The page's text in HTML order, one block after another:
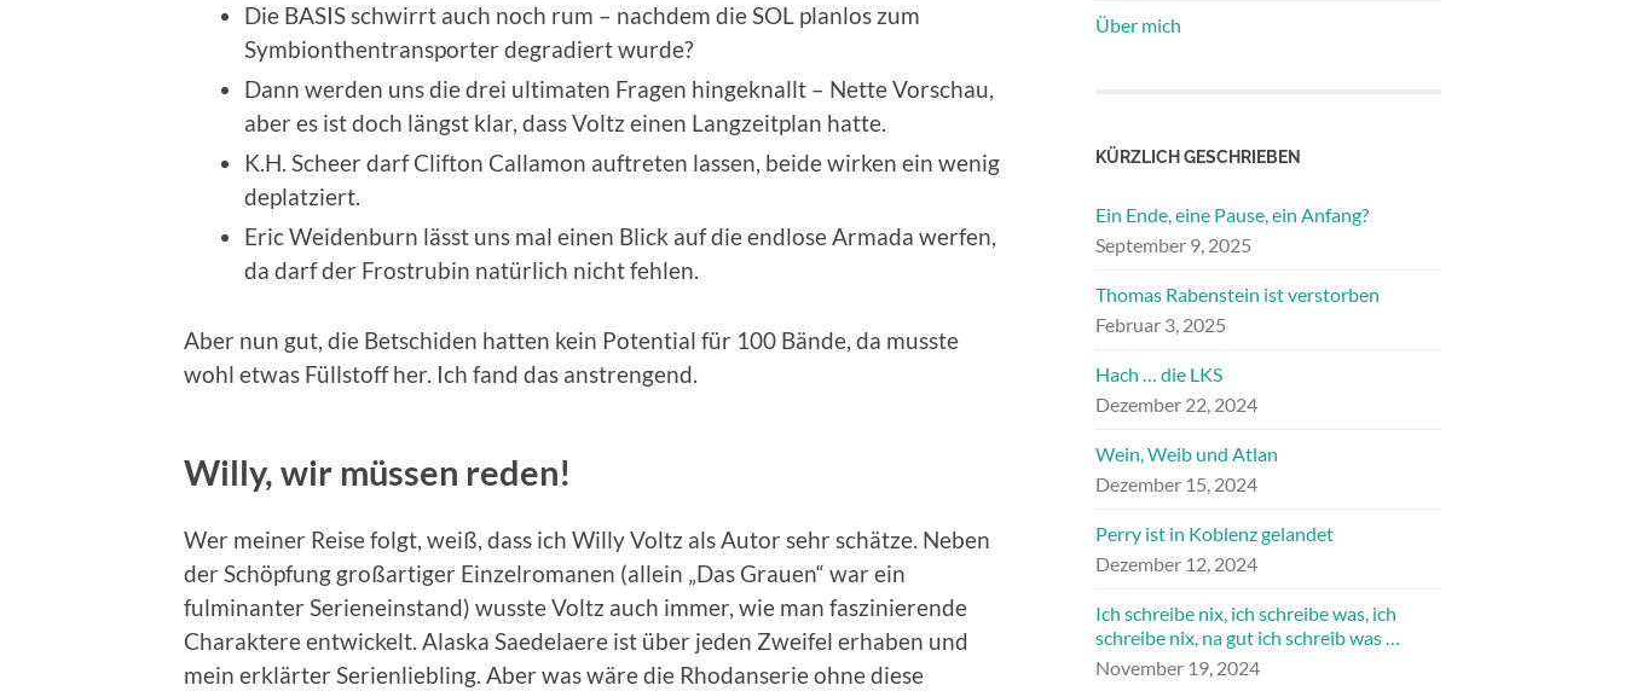
Die BASIS schwirrt auch noch rum – nachdem die SOL planlos zum
Symbionthentransporter degradiert wurde?
Dann werden uns die drei ultimaten Fragen hingeknallt – Nette Vorschau,
aber es ist doch längst klar, dass Voltz einen Langzeitplan hatte.
K.H. Scheer darf Clifton Callamon auftreten lassen, beide wirken ein wenig
deplatziert.
Eric Weidenburn lässt uns mal einen Blick auf die endlose Armada werfen,
da darf der Frostrubin natürlich nicht fehlen.
Aber nun gut, die Betschiden hatten kein Potential für 100 Bände, da musste
wohl etwas Füllstoff her. Ich fand das anstrengend.
Willy, wir müssen reden!
Wer meiner Reise folgt, weiß, dass ich Willy Voltz als Autor sehr schätze. Neben
der Schöpfung großartiger Einzelromanen (allein „Das Grauen“ war ein
fulminanter Serieneinstand) wusste Voltz auch immer, wie man faszinierende
Charaktere entwickelt. Alaska Saedelaere ist über jeden Zweifel erhaben und
mein erklärter Serienliebling. Aber was wäre die Rhodanserie ohne diese
Über mich
KÜRZLICH GESCHRIEBEN
Ein Ende, eine Pause, ein Anfang?
September 9, 2025
Thomas Rabenstein ist verstorben
Februar 3, 2025
Hach … die LKS
Dezember 22, 2024
Wein, Weib und Atlan
Dezember 15, 2024
Perry ist in Koblenz gelandet
Dezember 12, 2024
Ich schreibe nix, ich schreibe was, ich
schreibe nix, na gut ich schreib was …
November 19, 2024